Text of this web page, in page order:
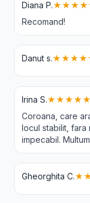
Diana P.
Recomand!
Danut s.
Irina S.★★★★★
Coroana, care
locul stabilit, fara
impecabil.
Gheorghita C.